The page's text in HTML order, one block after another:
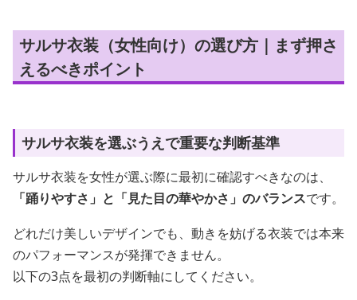
サルサ衣装（女性向け）の選び方｜まず押さ
えるべきポイント
サルサ衣装を選ぶうえで重要な判断基準
サルサ衣装を女性が選ぶ際に最初に確認すべきなのは、
「踊りやすさ」と「見た目の華やかさ」のバランスです。
どれだけ美しいデザインでも、動きを妨げる衣装では本来
のパフォーマンスが発揮できません。
以下の3点を最初の判断軸にしてください。